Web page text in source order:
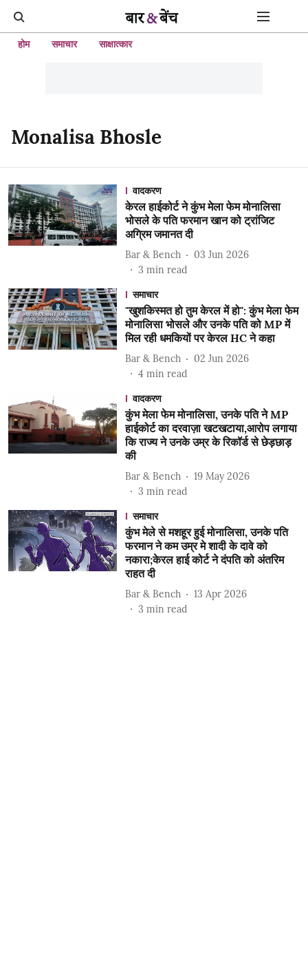
होम समाचार साक्षात्कार
Monalisa Bhosle
वादकरण
केरल हाईकोर्ट ने कुंभ मेला फेम मोनालिसा
भोसले के पति फरमान खान को ट्रांजिट
अग्रिम जमानत दी
Bar & Bench
03 Jun 2026
3 min read
समाचार
"खुशकिस्मत हो तुम केरल में हो": कुंभ मेला फेम
मोनालिसा भोसले और उनके पति को MP में
मिल रही धमकियों पर केरल HC ने कहा
Bar & Bench
02 Jun 2026
4 min read
वादकरण
कुंभ मेला फेम मोनालिसा, उनके पति ने MP
हाईकोर्ट का दरवाज़ा खटखटाया,आरोप लगाया
कि राज्य ने उनके उम्र के रिकॉर्ड से छेड़छाड़
की
Bar & Bench
19 May 2026
3 min read
समाचार
कुंभ मेले से मशहूर हुई मोनालिसा, उनके पति
फरमान ने कम उम्र मे शादी के दावे को
नकारा;केरल हाई कोर्ट ने दंपति को अंतरिम
राहत दी
Bar & Bench
13 Apr 2026
3 min read